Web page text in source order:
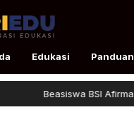
Edukasi
BSI Afirmasi Dibuka